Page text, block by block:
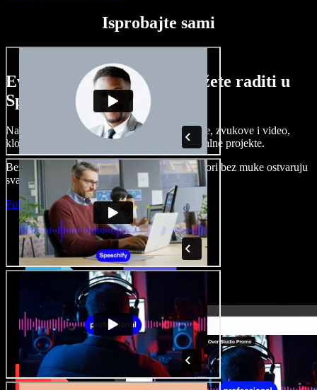
Isprobajte sami
Evo malog pregleda što možete raditi u
Speechify Studiju.
Napravite voice overe, dodajte besplatne slike, zvukove i video,
klonirajte svoj glas i složite sjajne audio-vizualne projekte.
Bez učenja i sve dostupno u pregledniku, autori bez muke ostvaruju
svaku kreativnu ideju.
Pokreni Studio